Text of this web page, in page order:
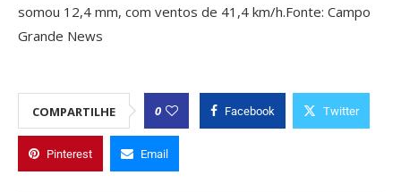
somou 12,4 mm, com ventos de 41,4 km/h.Fonte: Campo
Grande News
COMPARTILHE 0 Facebook Twitter
Pinterest Email